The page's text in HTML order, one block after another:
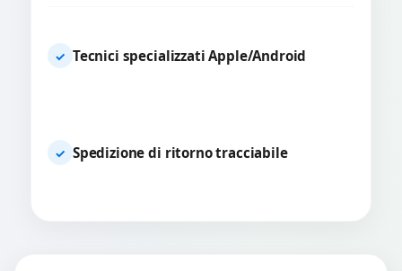
✓ Tecnici specializzati Apple/Android
✓ Spedizione di ritorno tracciabile